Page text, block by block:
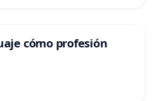
cómo profesión